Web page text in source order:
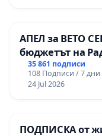
АПЕЛ за ВЕТО
бюджетът на
правата ни в
35 861 подписи
108 Подписи / 7 дни
24 Jul 2026
ПОДПИСКА от